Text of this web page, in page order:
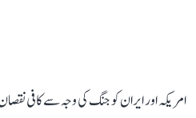
امریکہ اور ایران کو جنگ کی وجہ سے کافی